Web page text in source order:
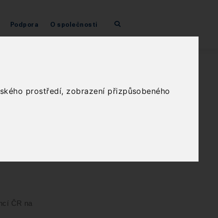
prostředí, zobrazení přizpůsobeného
Podpora O společnosti
obce?
se
ČR na